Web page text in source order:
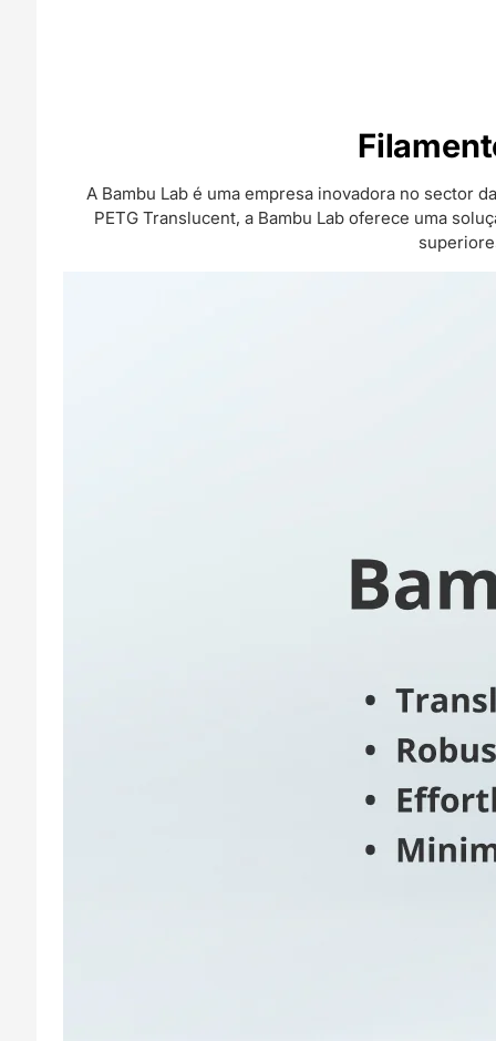
A Bambu Lab é uma empresa inovadora no sector
PETG Translucent, a Bambu Lab oferece uma